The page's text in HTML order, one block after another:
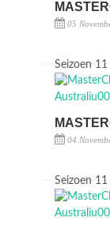
05
Seizoen 11
04
Seizoen 11